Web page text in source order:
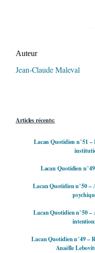
Auteur
Jean-Claude Maleval
Articles récents:
Lacan Quotidien n°51
Lacan Quotidien
Lacan Quotidien n°50 –
Lacan Quotidien n°50 –
Lacan Quotidien n°49 –
Anaëlle